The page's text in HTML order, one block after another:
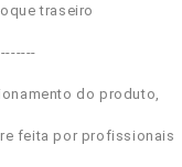
traseiro
do produto,
feita por profissionais